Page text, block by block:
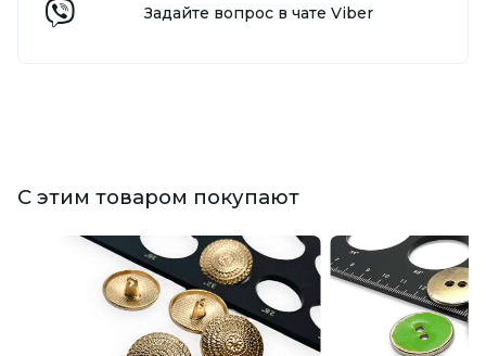
Задайте вопрос в чате Viber
С этим товаром покупают